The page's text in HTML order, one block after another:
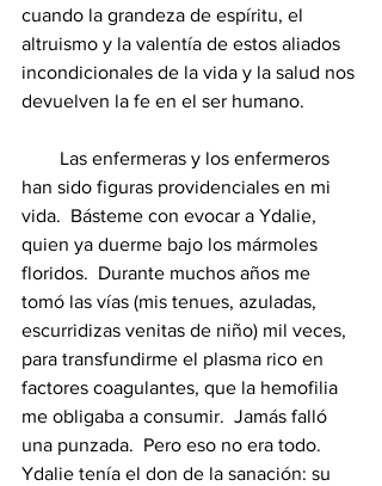
cuando la grandeza de espíritu, el
altruismo y la valentía de estos aliados
incondicionales de la vida y la salud nos
devuelven la fe en el ser humano.
han sido figuras providenciales en mi
vida.  Básteme con evocar a Ydalie,
quien ya duerme bajo los mármoles
floridos.  Durante muchos años me
tomó las vías (mis tenues, azuladas,
escurridizas venitas de niño) mil veces,
para transfundirme el plasma rico en
factores coagulantes, que la hemofilia
me obligaba a consumir.  Jamás falló
una punzada.  Pero eso no era todo.
Ydalie tenía el don de la sanación: su